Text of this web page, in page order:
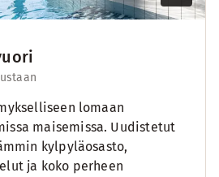
lomaan
maisemissa. Uudistetut
kylpyläosasto,
ja koko perheen